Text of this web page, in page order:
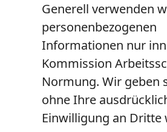
Generell verwenden
personenbezogenen
Informationen nur
Kommission
Normung. Wir geben
ohne Ihre
Einwilligung an Dritte